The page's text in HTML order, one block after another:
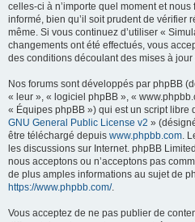
celles-ci à n’importe quel moment et
informé, bien qu’il soit prudent de vérifier
même. Si vous continuez d’utiliser «
changements ont été effectués, vous
des conditions découlant des mises à
Nos forums sont développés par phpBB
« leur », « logiciel phpBB », «
« Équipes phpBB ») qui est un script libre
GNU General Public License v2 »
être téléchargé depuis www.phpbb.com.
les discussions sur Internet. phpBB
nous acceptons ou n’acceptons pas
de plus amples informations au sujet de
https://www.phpbb.com/.
Vous acceptez de ne pas publier de